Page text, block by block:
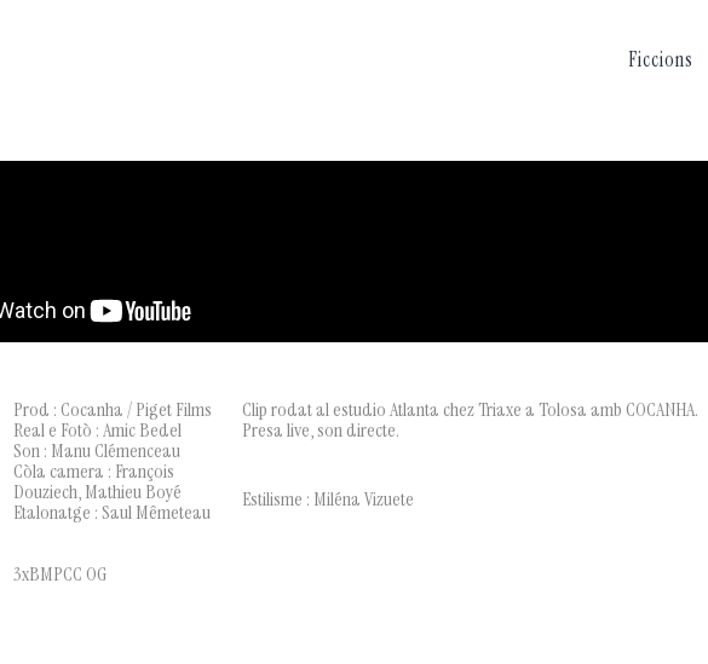
Ficcions
Prod : Cocanha / Piget Films
Real e Fotò : Amic Bedel
Son : Manu Clémenceau
Còla camera : François
Douziech, Mathieu Boyé
Etalonatge : Saul Mêmeteau
3xBMPCC OG
Clip rodat al estudio Atlanta chez Triaxe a Tolosa amb COCANHA.
Presa live, son directe.
Estilisme : Miléna Vizuete